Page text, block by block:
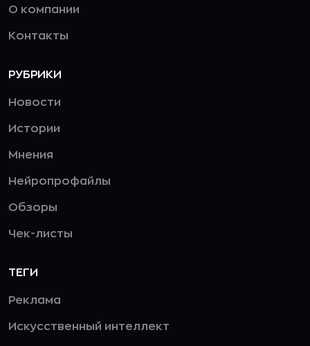
О компании
Контакты
РУБРИКИ
Новости
Истории
Мнения
Нейропрофайлы
Обзоры
Чек-листы
ТЕГИ
Реклама
Искусственный интеллект